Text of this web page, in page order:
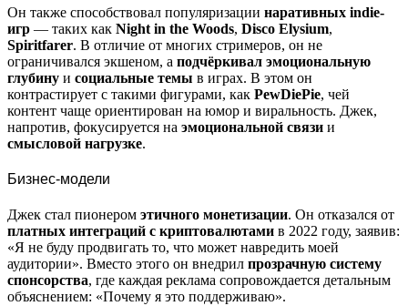
Он также способствовал популяризации наративных indie-
игр — таких как Night in the Woods, Disco Elysium,
Spiritfarer. В отличие от многих стримеров, он не
ограничивался экшеном, а подчёркивал эмоциональную
глубину и социальные темы в играх. В этом он
контрастирует с такими фигурами, как PewDiePie, чей
контент чаще ориентирован на юмор и виральность. Джек,
напротив, фокусируется на эмоциональной связи и
смысловой нагрузке.
Бизнес-модели
Джек стал пионером этичного монетизации. Он отказался от
платных интеграций с криптовалютами в 2022 году, заявив:
«Я не буду продвигать то, что может навредить моей
аудитории». Вместо этого он внедрил прозрачную систему
спонсорства, где каждая реклама сопровождается детальным
объяснением: «Почему я это поддерживаю».